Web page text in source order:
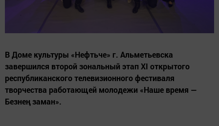
В Доме культуры «Нефтьче» г. Альметьевска
завершился второй зональный этап XI открытого
республиканского телевизионного фестиваля
творчества работающей молодежи «Наше время —
Безнең заман».